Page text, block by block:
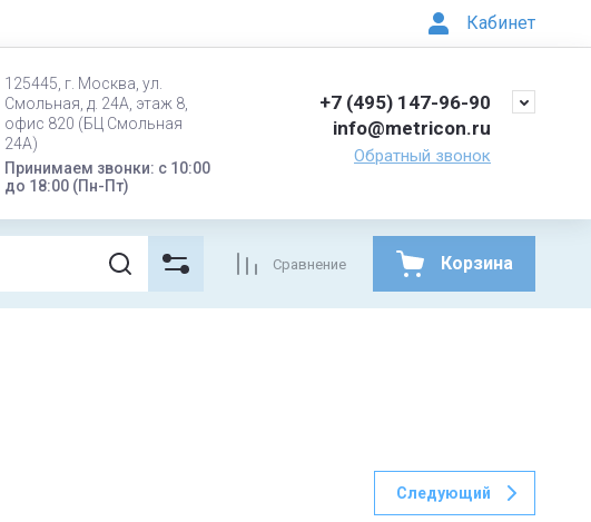
Кабинет
125445, г. Москва, ул.
Смольная, д. 24А, этаж 8,
офис 820 (БЦ Смольная
24А)
Принимаем звонки: с 10:00
до 18:00 (Пн-Пт)
+7 (495) 147-96-90
info@metricon.ru
Обратный звонок
Сравнение Корзина
Следующий